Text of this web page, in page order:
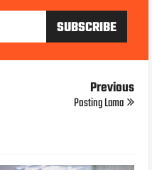
Previous
Posting Lama